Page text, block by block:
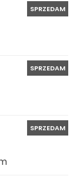
SPRZEDAM
SPRZEDAM
SPRZEDAM